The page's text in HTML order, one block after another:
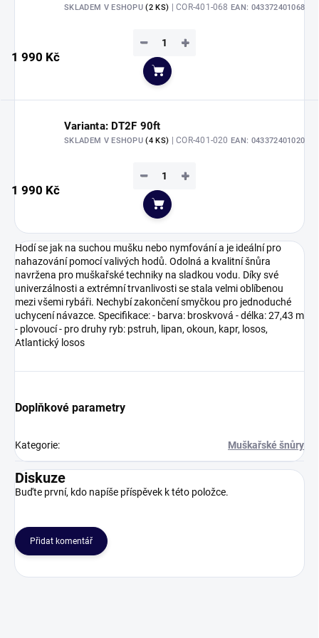
SKLADEM V ESHOPU(2 KS) | COR-401-068 EAN: 043372401068
1 990 Kč
+
−
Do košíku
Varianta: DT2F 90ft
SKLADEM V ESHOPU(4 KS) | COR-401-020 EAN: 043372401020
1 990 Kč
+
−
Do košíku
Hodí se jak na suchou mušku nebo nymfování a je ideální pro
nahazování pomocí valivých hodů. Odolná a kvalitní šnůra
navržena pro muškařské techniky na sladkou vodu. Díky své
univerzálnosti a extrémní trvanlivosti se stala velmi oblíbenou
mezi všemi rybáři. Nechybí zakončení smyčkou pro jednoduché
uchycení návazce. Specifikace: - barva: broskvová - délka: 27,43 m
- plovoucí - pro druhy ryb: pstruh, lipan, okoun, kapr, losos,
Atlantický losos
Doplňkové parametry
Kategorie: Muškařské šnůry
Diskuze
Buďte první, kdo napíše příspěvek k této položce.
Přidat komentář